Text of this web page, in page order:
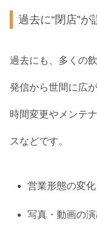
過去に“閉店”
過去にも、多くの
発信から世間に広
時間変更やメンテ
スなどです。
営業形態の変
写真・動画の